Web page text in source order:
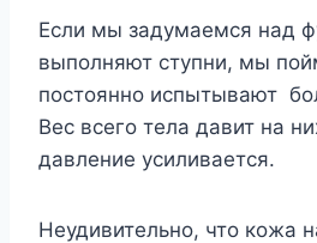
Если мы задумаемся над
выполняют ступни, мы
постоянно испытывают
Вес всего тела давит на
давление усиливается.
Неудивительно, что кожа